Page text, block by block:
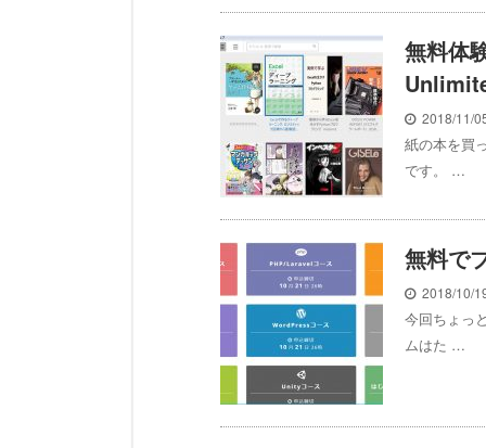
無料体
2018/11/
紙の本を買
です。 …
無料で
2018/10/
今回ちょっ
ムはた …